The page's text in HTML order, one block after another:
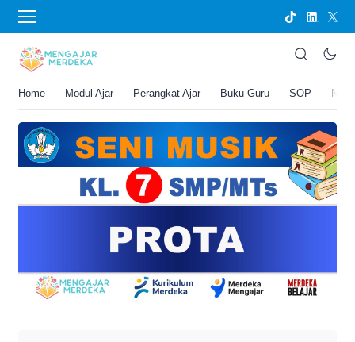
Home Modul Ajar Perangkat Ajar Buku Guru SOP
BERANDA
PROTA Seni Musik Kelas 7 SMP/MTs
23 April 2026 6:35 am
4 menit membaca